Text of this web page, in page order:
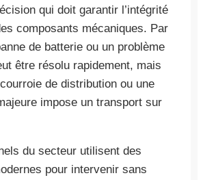
qui doit garantir l’intégrité
composants mécaniques. Par
de batterie ou un problème
être résolu rapidement, mais
de distribution ou une
impose un transport sur
du secteur utilisent des
pour intervenir sans